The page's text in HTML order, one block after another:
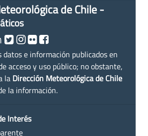
de Chile -
datos e información publicados en
acceso y uso público; no obstante,
la Dirección Meteorológica de Chile
la información.
Interés